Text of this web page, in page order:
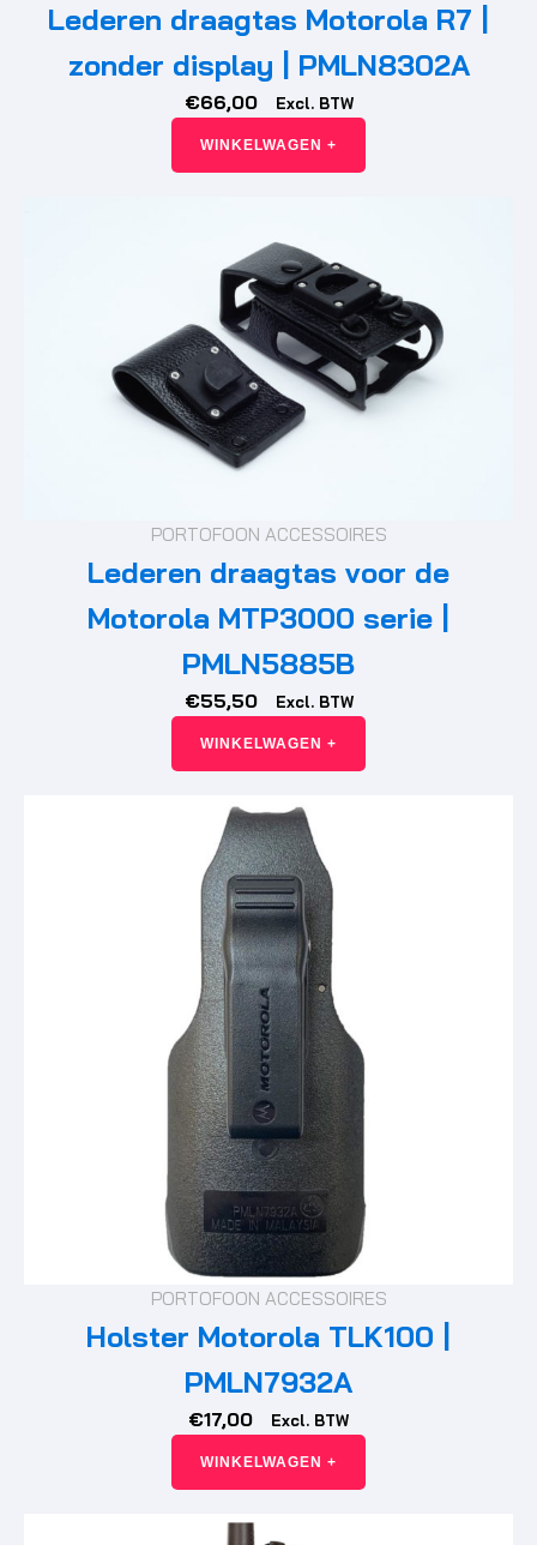
Lederen draagtas Motorola R7 |
zonder display | PMLN8302A
€66,00 Excl. BTW
WINKELWAGEN +
PORTOFOON ACCESSOIRES
Lederen draagtas voor de
Motorola MTP3000 serie |
PMLN5885B
€55,50 Excl. BTW
WINKELWAGEN +
PORTOFOON ACCESSOIRES
Holster Motorola TLK100 |
PMLN7932A
€17,00 Excl. BTW
WINKELWAGEN +